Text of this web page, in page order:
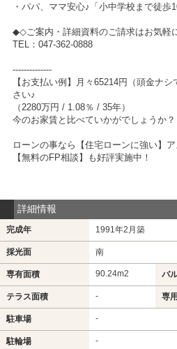
・パパ、ママ安心♪「小中学校まで徒歩
◆◇ご案内・詳細資料のご請求はお気
TEL：047-362-0888
--------------
【お支払い例】月々65214円（頭金ナ
さい♪
（2280万円 / 1.08％ / 35年）
今のお家賃と比べていかがでしょうか？
ローンの事なら【住宅ローンに強い】
【無料のFP相談】も好評実施中！
詳細情報
完成年 1991年2月築
採光面 南
専有面積 90.24m2 バ
テラス面積 - 専
駐車場 -
駐輪場 -